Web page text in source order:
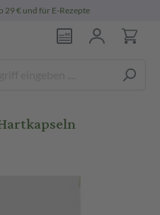
29 € und für E-Rezepte